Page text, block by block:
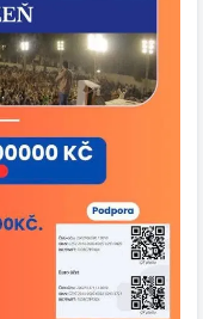
míst. 🙏🔥
you for your
gift. Thanks to
fulfilled, and
for our
the end of
(14000$) so that
progress in